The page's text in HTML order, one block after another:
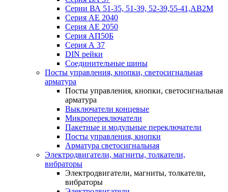
Серии ВА 51-35, 51-39, 52-39,55-41,АВ2М
Серия АЕ 2040
Серия АЕ 2050
Серия АП50Б
Серия А 37
DIN рейки
Соединительные шины
Посты управления, кнопки, светосигнальная
арматура
Посты управления, кнопки, светосигнальная
арматура
Выключатели концевые
Микропереключатели
Пакетные и модульные переключатели
Посты управления, кнопки
Арматура светосигнальная
Электродвигатели, магниты, толкатели,
вибраторы
Электродвигатели, магниты, толкатели,
вибраторы